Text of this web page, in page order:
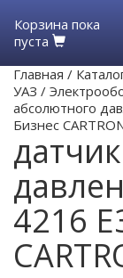
Корзина пока
пуста
Главная /
УАЗ /
абсолютного
Бизнес
4216